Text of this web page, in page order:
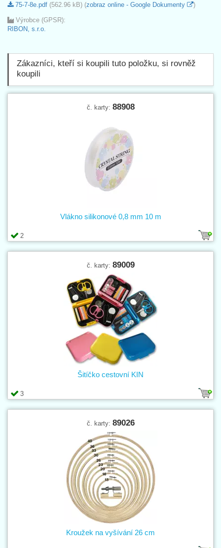
75-7-8e.pdf (562.96 kB) (zobraz online - Google Dokumenty )
Výrobce (GPSR):
RIBON, s.r.o.
Zákazníci, kteří si koupili tuto položku, si rovněž
koupili
č. karty: 88908
2
Vlákno silikonové 0,8 mm 10 m
č. karty: 89009
3
Šitíčko cestovní KIN
č. karty: 89026
Kroužek na vyšívání 26 cm